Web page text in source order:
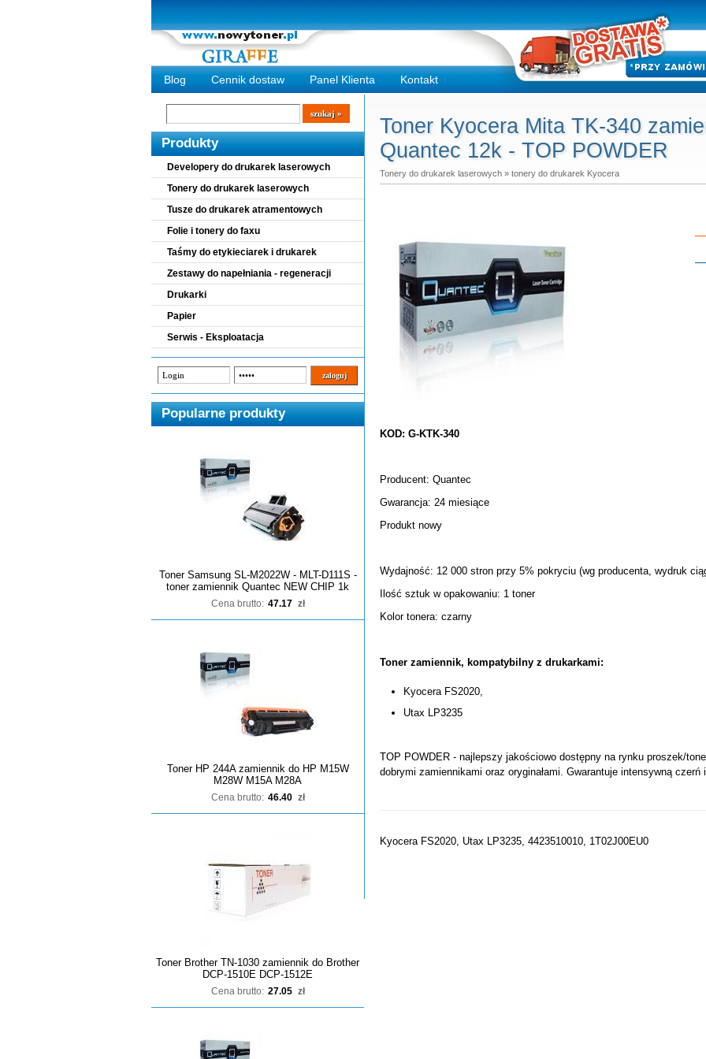
Blog Cennik dostaw Panel Klienta Kontakt
Wyszukiwarka
szukaj
Produkty
Developery do drukarek laserowych
Tonery do drukarek laserowych
Tusze do drukarek atramentowych
Folie i tonery do faxu
Taśmy do etykieciarek i drukarek
Zestawy do napełniania - regeneracji
Drukarki
Papier
Serwis - Eksploatacja
Popularne produkty
Toner Samsung SL-M2022W - MLT-D111S -
toner zamiennik Quantec NEW CHIP 1k
Cena brutto: 47.17 zł
Toner HP 244A zamiennik do HP M15W
M28W M15A M28A
Cena brutto: 46.40 zł
Toner Brother TN-1030 zamiennik do Brother
DCP-1510E DCP-1512E
Cena brutto: 27.05 zł
Toner Kyocera Mita TK-340
Quantec 12k - TOP POWDER
Tonery do drukarek laserowych » tonery do drukarek Kyocera
KOD: G-KTK-340
Producent: Quantec
Gwarancja: 24 miesiące
Produkt nowy
Wydajność: 12 000 stron przy 5% pokryciu (wg producenta, wydruk
Ilość sztuk w opakowaniu: 1 toner
Kolor tonera: czarny
Toner zamiennik, kompatybilny z drukarkami:
Kyocera FS2020,
Utax LP3235
TOP POWDER - najlepszy jakościowo dostępny na rynku proszek/
dobrymi zamiennikami oraz oryginałami. Gwarantuje intensywną
Kyocera FS2020, Utax LP3235, 4423510010, 1T02J00EU0